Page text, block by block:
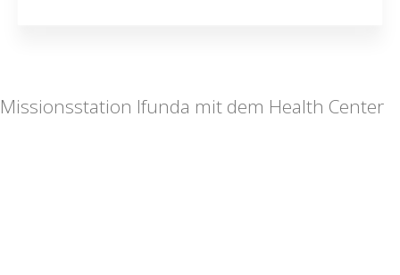
Missionsstation Ifunda mit dem Health Center